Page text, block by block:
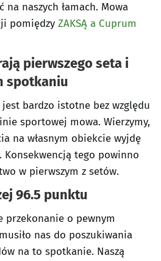
naszych łamach. Mowa
pomiędzy ZAKSĄ a Cuprum
pierwszego seta i
spotkaniu
bardzo istotne bez względu
sportowej mowa. Wierzymy,
na własnym obiekcie wyjdę
Konsekwencją tego powinno
w pierwszym z setów.
96.5 punktu
przekonanie o pewnym
nas do poszukiwania
na to spotkanie. Naszą